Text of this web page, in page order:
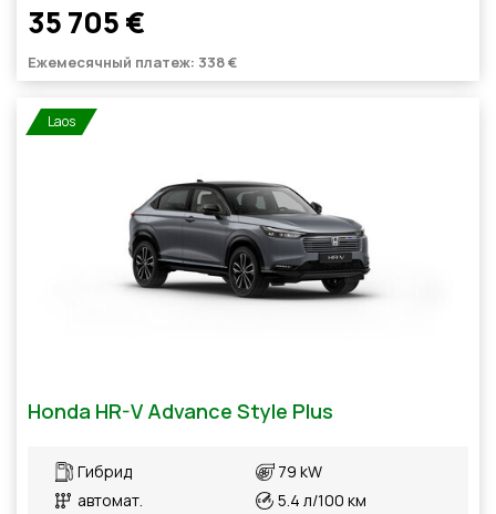
35 705 €
Ежемесячный платеж: 338 €
Laos
Honda HR-V Advance Style Plus
Гибрид
автомат.
79 kW
5.4 л/100 км